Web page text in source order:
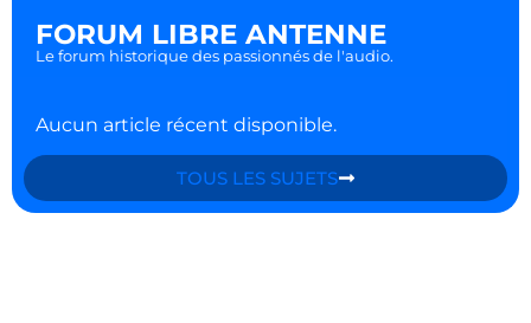
FORUM LIBRE ANTENNE
Le forum historique des passionnés de l'audio.
Aucun article récent disponible.
TOUS LES SUJETS